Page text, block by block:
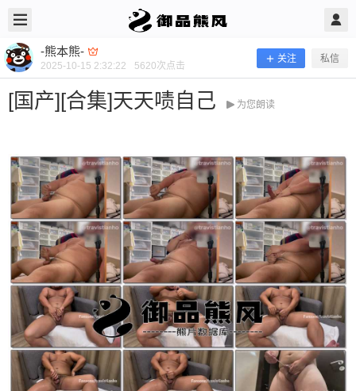
-熊本熊-
2025-10-15 2:32:22 5620次点击
关注 私信
[国产][合集]天天啧自己 为您朗读
-熊本熊- @ 御品熊风 2025/10/15
[国产][合集]天天啧自己
当前隐藏内容需要支付600熊币 已有30人支付 登录
立刻注册 0 收藏